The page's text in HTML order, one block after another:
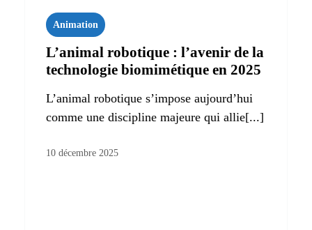
Animation
L’animal robotique : l’avenir de la
technologie biomimétique en 2025
L’animal robotique s’impose aujourd’hui
comme une discipline majeure qui allie[...]
10 décembre 2025